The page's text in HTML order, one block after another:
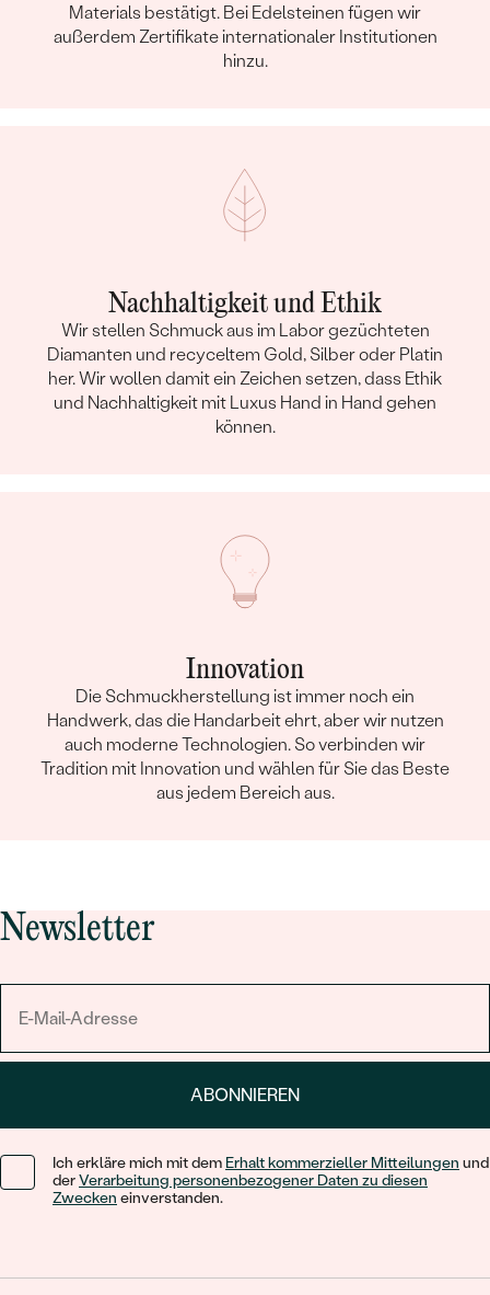
Materials bestätigt. Bei Edelsteinen fügen wir
außerdem Zertifikate internationaler Institutionen
hinzu.
Nachhaltigkeit und Ethik
Wir stellen Schmuck aus im Labor gezüchteten
Diamanten und recyceltem Gold, Silber oder Platin
her. Wir wollen damit ein Zeichen setzen, dass Ethik
und Nachhaltigkeit mit Luxus Hand in Hand gehen
können.
Innovation
Die Schmuckherstellung ist immer noch ein
Handwerk, das die Handarbeit ehrt, aber wir nutzen
auch moderne Technologien. So verbinden wir
Tradition mit Innovation und wählen für Sie das Beste
aus jedem Bereich aus.
Newsletter
ABONNIEREN
Ich erkläre mich mit dem Erhalt kommerzieller Mitteilungen und
derVerarbeitung personenbezogener Daten zu diesen
Zwecken einverstanden.